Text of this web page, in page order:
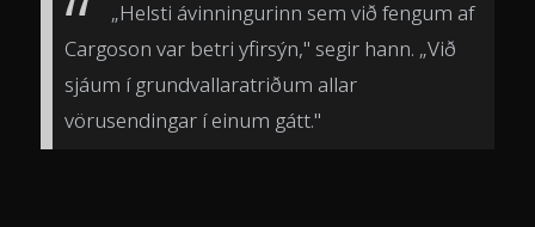
„Helsti ávinningurinn sem við fengum af
Cargoson var betri yfirsýn," segir hann. „Við
sjáum í grundvallaratriðum allar
vörusendingar í einum gátt."